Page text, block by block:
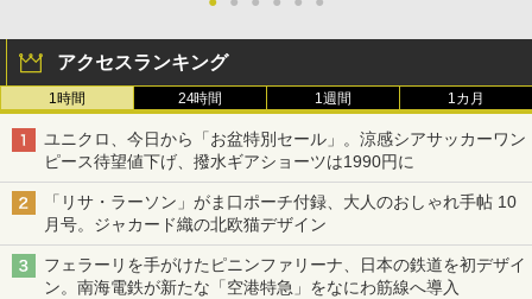
アクセスランキング
1時間 24時間 1週間 1カ月
ユニクロ、今日から「お盆特別セール」。涼感シアサッカーワン
ピース待望値下げ、撥水ギアショーツは1990円に
「リサ・ラーソン」がま口ポーチ付録、大人のおしゃれ手帖 10
月号。ジャカード織の北欧猫デザイン
フェラーリを手がけたピニンファリーナ、日本の鉄道を初デザイ
ン。南海電鉄が新たな「空港特急」をなにわ筋線へ導入